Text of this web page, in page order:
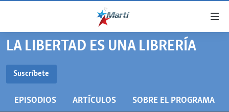
accesibilidad
al
contenido
TITULARES
CUBA
LA LIBERTAD ES UNA LIBRERÍA
Suscríbete
EPISODIOS ARTÍCULOS SOBRE EL PROGRAMA